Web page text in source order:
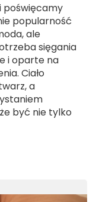
poświęcamy
popularność
ale
sięgania
i oparte na
Ciało
a
być nie tylko